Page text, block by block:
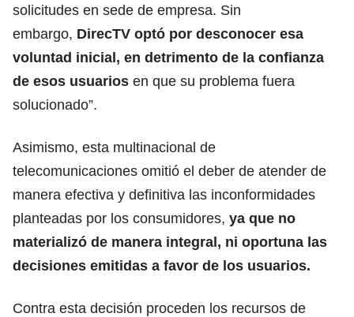
solicitudes en sede de empresa. Sin
embargo, DirecTV optó por desconocer esa
voluntad inicial, en detrimento de la confianza
de esos usuarios en que su problema fuera
solucionado”.
Asimismo, esta multinacional de
telecomunicaciones omitió el deber de atender de
manera efectiva y definitiva las inconformidades
planteadas por los consumidores, ya que no
materializó de manera integral, ni oportuna las
decisiones emitidas a favor de los usuarios.
Contra esta decisión proceden los recursos de